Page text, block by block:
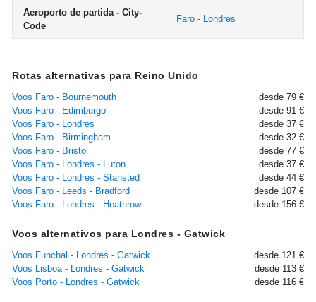
Aeroporto de partida - City-
Code
Faro - Londres
Rotas alternativas para Reino Unido
Voos Faro - Bournemouth
desde 79 €
Voos Faro - Edimburgo
desde 91 €
Voos Faro - Londres
desde 37 €
Voos Faro - Birmingham
desde 32 €
Voos Faro - Bristol
desde 77 €
Voos Faro - Londres - Luton
desde 37 €
Voos Faro - Londres - Stansted
desde 44 €
Voos Faro - Leeds - Bradford
desde 107 €
Voos Faro - Londres - Heathrow
desde 156 €
Voos alternativos para Londres - Gatwick
Voos Funchal - Londres - Gatwick
desde 121 €
Voos Lisboa - Londres - Gatwick
desde 113 €
Voos Porto - Londres - Gatwick
desde 116 €